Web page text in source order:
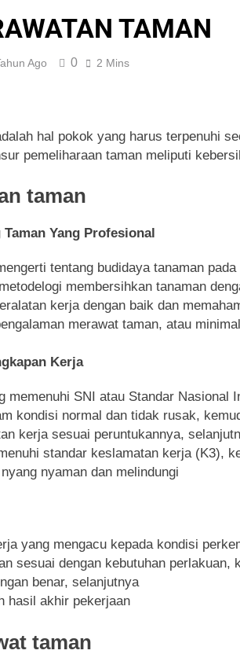
TAMAN
Ago 0 2 Mins
hal pokok yang harus terpenuhi
pemeliharaan taman meliputi
taman
Yang Profesional
tentang budidaya tanaman
membersihkan tanaman
kerja dengan baik dan
merawat taman, atau
Kerja
memenuhi SNI atau Standar Nasional
kondisi normal dan tidak rusak,
kerja sesuai peruntukannya,
standar keslamatan kerja (K3),
nyaman dan melindungi
yang mengacu kepada kondisi
sesuai dengan kebutuhan perlakuan,
benar, selanjutnya
hasil akhir pekerjaan
taman